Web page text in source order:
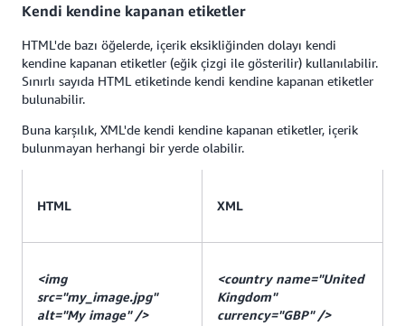
Kendi kendine kapanan etiketler
HTML'de bazı öğelerde, içerik eksikliğinden dolayı kendi
kendine kapanan etiketler (eğik çizgi ile gösterilir) kullanılabilir.
Sınırlı sayıda HTML etiketinde kendi kendine kapanan etiketler
bulunabilir.
Buna karşılık, XML'de kendi kendine kapanan etiketler, içerik
bulunmayan herhangi bir yerde olabilir.
HTML XML
<img
src="my_image.jpg"
alt="My image" />
<country name="United
Kingdom"
currency="GBP" />